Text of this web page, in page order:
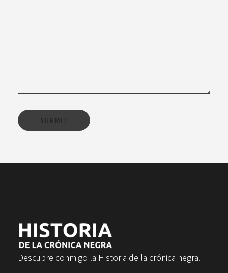
Descubre conmigo la Historia de la crónica negra.